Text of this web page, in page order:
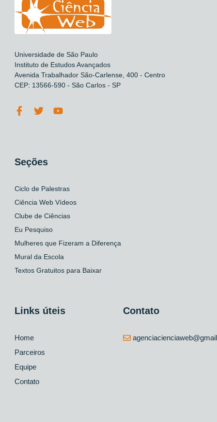
Universidade de São Paulo
Instituto de Estudos Avançados
Avenida Trabalhador São-Carlense, 400 - Centro
CEP: 13566-590 - São Carlos - SP
Seções
Ciclo de Palestras
Ciência Web Vídeos
Clube de Ciências
Eu Pesquiso
Mulheres que Fizeram a Diferença
Mural da Escola
Textos Gratuitos para Baixar
Links úteis
Home
Parceiros
Equipe
Contato
Contato